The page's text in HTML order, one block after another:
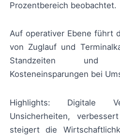
Prozentbereich beobachtet.
Auf operativer Ebene führt
von Zuglauf und
Standzeiten und
Kosteneinsparungen bei
Highlights: Digitale
Unsicherheiten,
steigert die